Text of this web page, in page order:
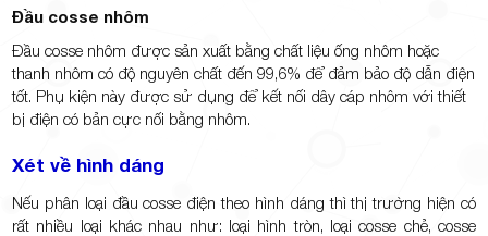
Đầu cosse nhôm
Đầu cosse nhôm được sản xuất bằng chất liệu ống nhôm hoặc
thanh nhôm có độ nguyên chất đến 99,6% để đảm bảo độ dẫn điện
tốt. Phụ kiện này được sử dụng để kết nối dây cáp nhôm với thiết
bị điện có bản cực nối bằng nhôm.
Xét về hình dáng
Nếu phân loại đầu cosse điện theo hình dáng thì thị trường hiện có
rất nhiều loại khác nhau như: loại hình tròn, loại cosse chẻ, cosse